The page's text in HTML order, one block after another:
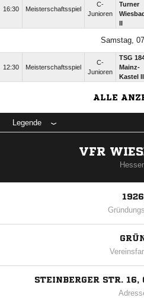
16:30 Meisterschaftsspiel
C-
Junioren
Turner
Samstag,
12:30 Meisterschaftsspiel
C-
Junioren
TSG
Mainz-
Kastel II
ALLE
Legende
VFR
1926
STEINBERGER STR.